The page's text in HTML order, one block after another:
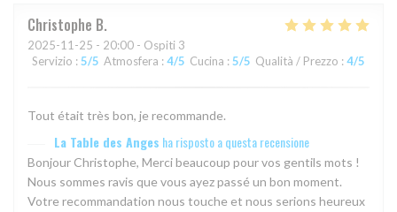
Christophe B
2025-11-25 - 20:00 - Ospiti 3
Servizio : 5/5 Atmosfera : 4/5 Cucina : 5/5 Qualità / Prezzo : 4/5
Tout était très bon, je recommande.
La Table des Anges ha risposto a questa recensione
Bonjour Christophe, Merci beaucoup pour vos gentils mots !
Nous sommes ravis que vous ayez passé un bon moment.
Votre recommandation nous touche et nous serions heureux